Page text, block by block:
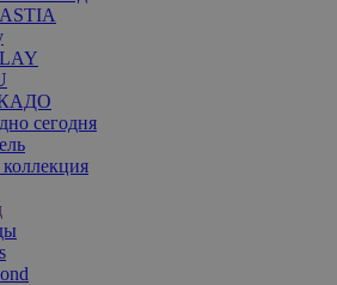
сегодня